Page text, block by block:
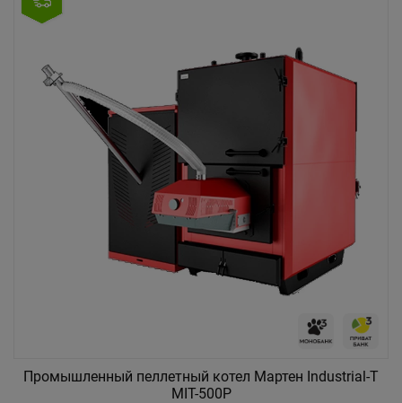
Промышленный пеллетный котел Мартен Industrial-T
MIT-500P